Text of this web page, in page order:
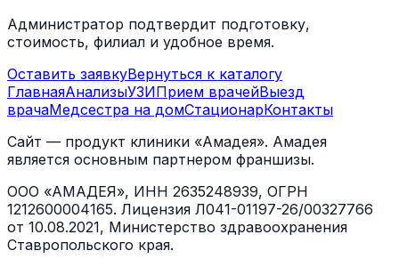
Администратор подтвердит подготовку,
стоимость, филиал и удобное время.
Оставить заявкуВернуться к каталогу
ГлавнаяАнализыУЗИПрием врачейВыезд
врачаМедсестра на домСтационарКонтакты
Сайт — продукт клиники «Амадея». Амадея
является основным партнером франшизы.
ООО «АМАДЕЯ», ИНН 2635248939, ОГРН
1212600004165. Лицензия Л041-01197-26/00327766
от 10.08.2021, Министерство здравоохранения
Ставропольского края.